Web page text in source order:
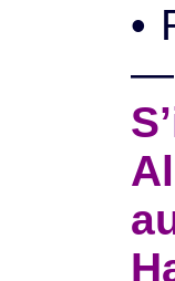
•
—